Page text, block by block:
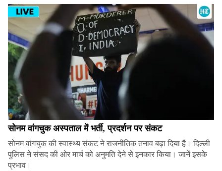
सोनम वांगचुक अस्पताल में भर्ती, प्रदर्शन पर संकट
सोनम वांगचुक की स्वास्थ्य संकट ने राजनीतिक तनाव बढ़ा दिया है। दिल्ली
पुलिस ने संसद की ओर मार्च को अनुमति देने से इनकार किया। जानें इसके
प्रभाव।